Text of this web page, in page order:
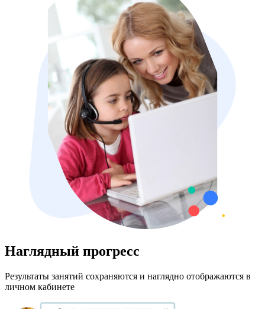
Наглядный прогресс
Результаты занятий сохраняются и наглядно отображаются в
личном кабинете